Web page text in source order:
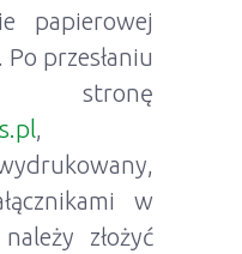
papierowej
przesłaniu
stronę
,
w
złożyć